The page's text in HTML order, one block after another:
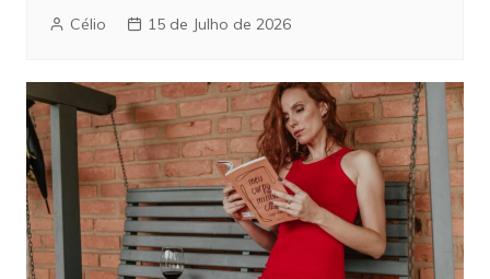
Célio 15 de Julho de 2026